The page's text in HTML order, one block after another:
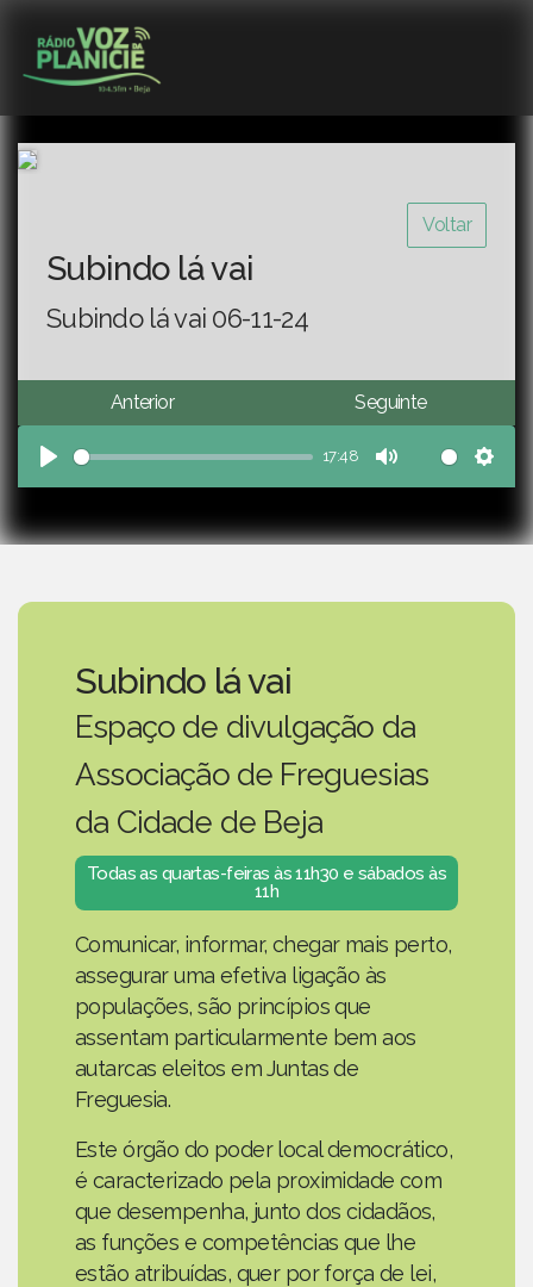
Voltar
Subindo lá vai
Subindo lá vai 06-11-24
Anterior Seguinte
Play
17:48
Mute
Subindo lá vai
Espaço de divulgação da
Associação de Freguesias
da Cidade de Beja
Todas as quartas-feiras às 11h30 e sábados às
11h
Comunicar, informar, chegar mais perto,
assegurar uma efetiva ligação às
populações, são princípios que
assentam particularmente bem aos
autarcas eleitos em Juntas de
Freguesia.
Este órgão do poder local democrático,
é caracterizado pela proximidade com
que desempenha, junto dos cidadãos,
as funções e competências que lhe
estão atribuídas, quer por força de lei,